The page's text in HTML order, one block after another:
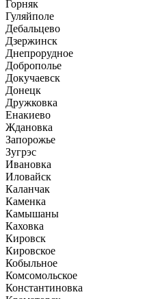
Горняк
Гуляйполе
Дебальцево
Дзержинск
Днепрорудное
Доброполье
Докучаевск
Донецк
Дружковка
Енакиево
Ждановка
Запорожье
Зугрэс
Ивановка
Иловайск
Каланчак
Каменка
Камышаны
Каховка
Кировск
Кировское
Кобыльное
Комсомольское
Константиновка